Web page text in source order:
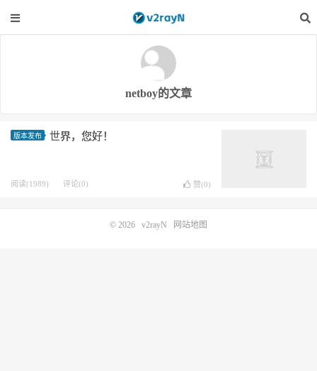
netboy的文章
版本发布 世界，您好！
阅读(1989) 评论(0) 赞(0)
© 2026 v2rayN 网站地图